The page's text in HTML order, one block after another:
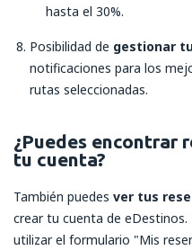
hasta el 30%.
Posibilidad de gestionar
notificaciones para los
rutas seleccionadas.
¿Puedes encontrar
tu cuenta?
También puedes ver tus
crear tu cuenta de
utilizar el formulario "Mis